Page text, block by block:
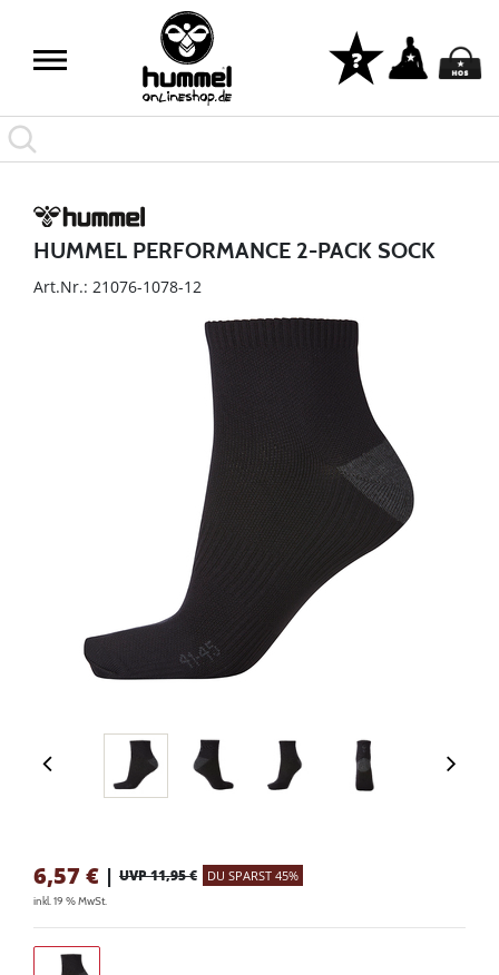
HUMMEL PERFORMANCE 2-PACK SOCK
Art.Nr.: 21076-1078-12
6,57 € | UVP 11,95 € DU SPARST 45%
inkl. 19 % MwSt.